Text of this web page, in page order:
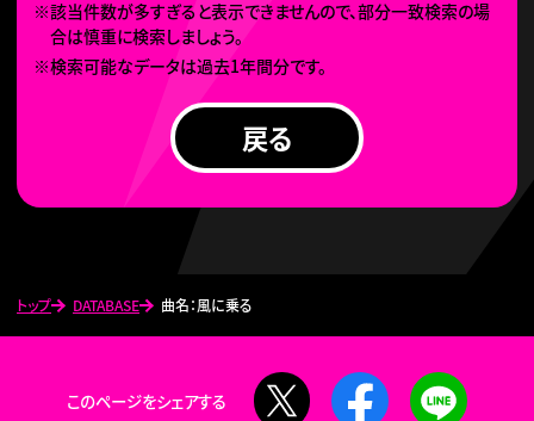
トップ DATABASE 曲名：風に乗る
※該当件数が多すぎると表示できませんので、部分一致検索の場
合は慎重に検索しましょう。
※検索可能なデータは過去1年間分です。
戻る
このページをシェアする
Facebook